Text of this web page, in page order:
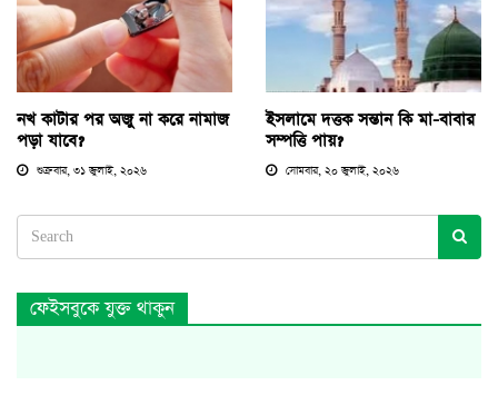
নখ কাটার পর অজু না করে নামাজ
পড়া যাবে?
শুক্রবার, ৩১ জুলাই, ২০২৬
ইসলামে দত্তক সন্তান কি মা-বাবার
সম্পত্তি পায়?
সোমবার, ২০ জুলাই, ২০২৬
ফেইসবুকে যুক্ত থাকুন